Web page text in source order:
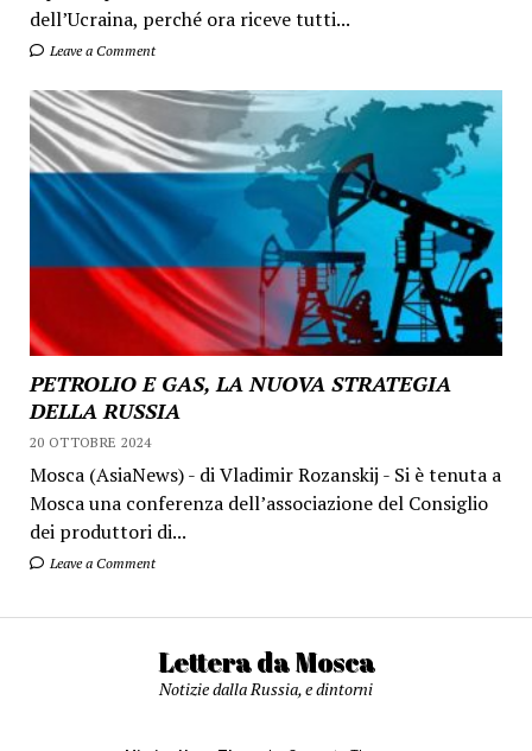
dell’Ucraina, perché ora riceve tutti...
Leave a Comment
PETROLIO E GAS, LA NUOVA STRATEGIA
DELLA RUSSIA
20 OTTOBRE 2024
Mosca (AsiaNews) - di Vladimir Rozanskij - Si è tenuta a
Mosca una conferenza dell’associazione del Consiglio
dei produttori di...
Leave a Comment
Lettera da Mosca
Notizie dalla Russia, e dintorni